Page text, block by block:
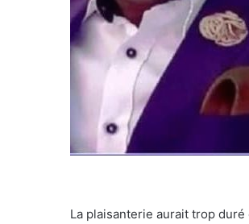
La plaisanterie aurait trop